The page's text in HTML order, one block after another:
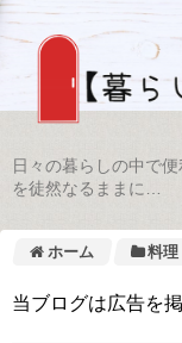
日々の暮らしの中で
を徒然なるままに…
ホーム 料理
当ブログは広告を